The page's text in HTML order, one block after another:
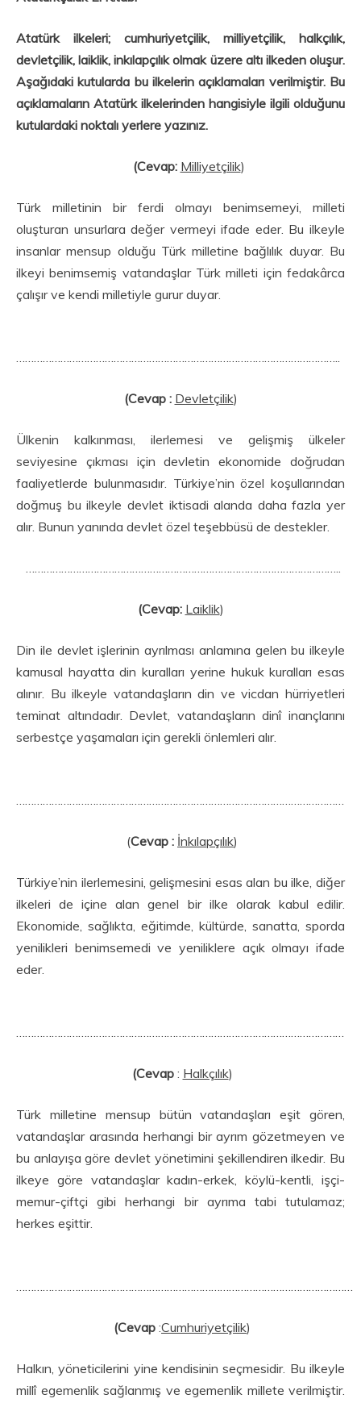
Atatürk ilkeleri; cumhuriyetçilik, milliyetçilik, halkçılık,
devletçilik, laiklik, inkılapçılık olmak üzere altı ilkeden oluşur.
Aşağıdaki kutularda bu ilkelerin açıklamaları verilmiştir. Bu
açıklamaların Atatürk ilkelerinden hangisiyle ilgili olduğunu
kutulardaki noktalı yerlere yazınız.
(Cevap: Milliyetçilik)
Türk milletinin bir ferdi olmayı benimsemeyi, milleti
oluşturan unsurlara değer vermeyi ifade eder. Bu ilkeyle
insanlar mensup olduğu Türk milletine bağlılık duyar. Bu
ilkeyi benimsemiş vatan­daşlar Türk milleti için fedakârca
çalışır ve kendi milletiyle gurur duyar.
(Cevap : Devletçilik)
Ülkenin kalkınması, ilerlemesi ve gelişmiş ülkeler
seviyesine çıkması için devletin ekonomide doğrudan
faaliyetlerde bulunmasıdır. Türkiye’nin özel koşullarından
doğmuş bu ilkeyle devlet ikti­sadi alanda daha fazla yer
alır. Bunun yanında devlet özel teşebbüsü de destekler.
(Cevap: Laiklik)
Din ile devlet işlerinin ayrılması anlamına gelen bu ilkeyle
kamusal hayatta din kuralları yerine hukuk kuralları esas
alınır. Bu ilkeyle vatandaşların din ve vicdan hürriyetleri
teminat altındadır. Dev­let, vatandaşların dinî inançlarını
serbestçe yaşamaları için gerekli önlemleri alır.
(Cevap : İnkılapçılık)
Türkiye’nin ilerlemesini, gelişmesini esas alan bu ilke, diğer
ilkeleri de içine alan genel bir ilke olarak kabul edilir.
Ekonomide, sağlıkta, eğitimde, kültürde, sanatta, sporda
yenilikleri benimseme­di ve yeniliklere açık olmayı ifade
eder.
(Cevap: Halkçılık)
Türk milletine mensup bütün vatandaşları eşit gören,
vatandaşlar arasında herhangi bir ayrım gözetmeyen ve
bu anlayışa göre devlet yönetimini şekillendiren ilkedir. Bu
ilkeye göre vatandaşlar kadın-erkek, köylü-kentli, işçi-
memur-çiftçi gibi herhangi bir ayrıma tabi tutulamaz;
herkes eşittir.
(Cevap :Cumhuriyetçilik)
Halkın, yöneticilerini yine kendisinin seçmesidir. Bu ilkeyle
millî egemenlik sağlanmış ve ege­menlik millete verilmiştir.